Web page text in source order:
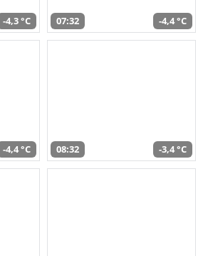
-4,3 °C 07:32 -4,4 °C
-4,4 °C 08:32 -3,4 °C